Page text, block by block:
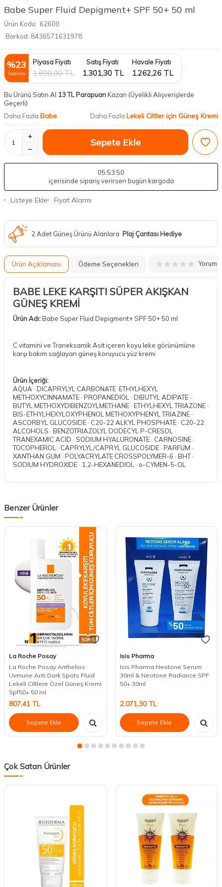
Babe Super Fluid Depigment+ SPF 50+ 50 ml
Ürün Kodu: 62600
Barkod: 8436571631978
%23
İndirim
Piyasa Fiyatı
1.690,00TL
Satış Fiyatı
1.301,30 TL
Havale Fiyatı
1.262,26 TL
Bu Ürünü Satın Al 13 TL ParapuanKazan (Üyelikli Alışverişlerde
Geçerli)
Daha Fazla Babe Daha Fazla Lekeli Ciltler için Güneş Kremi
Sepete Ekle
05:53:49
içerisinde sipariş verirsen bugün kargoda
Listeye Ekle Fiyat Alarmı
2 Adet Güneş Ürünü Alanlara Plaj Çantası Hediye
Ürün Açıklaması Ödeme Seçenekleri Yorum
BABE LEKE KARŞITI SÜPER AKIŞKAN
GÜNEŞ KREMİ
Ürün Adı:Babe Super Fluid Depigment+ SPF 50+ 50 ml
C vitamini ve Traneksamik Asit içeren koyu leke görünümüne
karşı bakım sağlayan güneş koruyucu yüz kremi
Ürün İçeriği:
AQUA · DICAPRYLYL CARBONATE ·ETHYLHEXYL
METHOXYCINNAMATE · PROPANEDIOL · DIBUTYL ADIPATE ·
BUTYL METHOXYDIBENZOYLMETHANE · ETHYLHEXYL TRIAZONE ·
BIS-ETHYLHEXYLOXYPHENOL METHOXYPHENYL TRIAZINE ·
ASCORBYL GLUCOSIDE · C20-22 ALKYL PHOSPHATE · C20-22
ALCOHOLS · BENZOTRIAZOLYL DODECYL P-CRESOL ·
TRANEXAMIC ACID · SODIUM HYALURONATE · CARNOSINE ·
TOCOPHEROL · CAPRYLYL/CAPRYL GLUCOSIDE · PARFUM ·
XANTHAN GUM · POLYACRYLATE CROSSPOLYMER-6 · BHT ·
SODIUM HYDROXIDE · 1,2-HEXANEDIOL · o-CYMEN-5-OL
Benzer Ürünler
La Roche Posay
La Roche Posay Anthelios
Uvmune Anti Dark Spots Fluid
Lekeli Ciltlere Özel Güneş Kremi
Spf50+ 50 ml
807,41 TL
Sepete Ekle
Isis Pharma
Isis Pharma Neotone Serum
30ml & Neotone Radiance SPF
50+ 30ml
2.071,30TL
Sepete Ekle
Çok Satan Ürünler